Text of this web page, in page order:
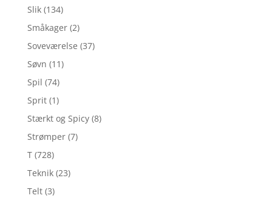
Slik (134)
Småkager (2)
Soveværelse (37)
Søvn (11)
Spil (74)
Sprit (1)
Stærkt og Spicy (8)
Strømper (7)
T (728)
Teknik (23)
Telt (3)